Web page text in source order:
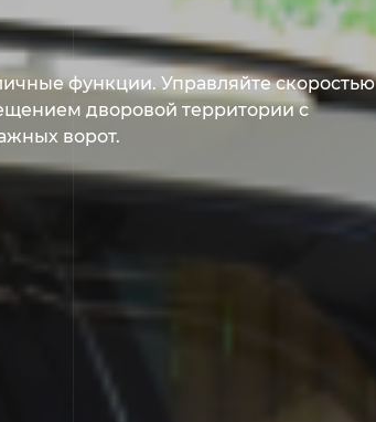
функции. Управляйте скоростью
дворовой территории с
ворот.